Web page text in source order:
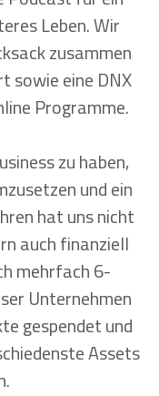
Leben. Wir
zusammen
sowie eine DNX
Programme.
zu haben,
und ein
hat uns nicht
auch finanziell
mehrfach 6-
Unternehmen
gespendet und
Assets